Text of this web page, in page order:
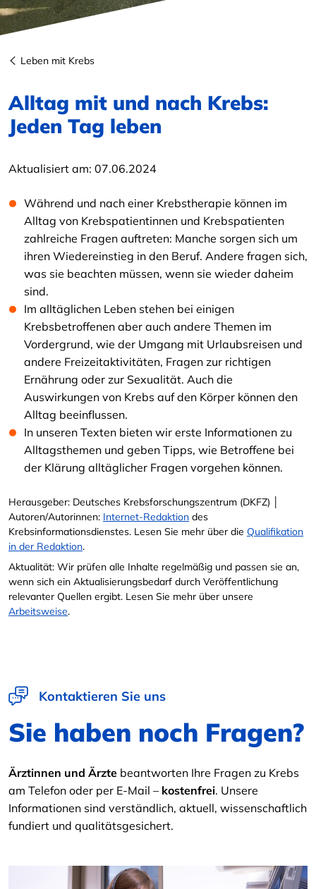
Leben mit Krebs
Alltag mit und nach Krebs:
Jeden Tag leben
Aktualisiert am: 07.06.2024
Während und nach einer Krebstherapie können im
Alltag von Krebspatientinnen und Krebspatienten
zahlreiche Fragen auftreten: Manche sorgen sich um
ihren Wiedereinstieg in den Beruf. Andere fragen sich,
was sie beachten müssen, wenn sie wieder daheim
sind.
Im alltäglichen Leben stehen bei einigen
Krebsbetroffenen aber auch andere Themen im
Vordergrund, wie der Umgang mit Urlaubsreisen und
andere Freizeitaktivitäten, Fragen zur richtigen
Ernährung oder zur Sexualität. Auch die
Auswirkungen von Krebs auf den Körper können den
Alltag beeinflussen.
In unseren Texten bieten wir erste Informationen zu
Alltagsthemen und geben Tipps, wie Betroffene bei
der Klärung alltäglicher Fragen vorgehen können.
Herausgeber: Deutsches Krebsforschungszentrum (DKFZ) │
Autoren/Autorinnen: Internet-Redaktion des
Krebsinformationsdienstes. Lesen Sie mehr über die Qualifikation
in der Redaktion.
Aktualität: Wir prüfen alle Inhalte regelmäßig und passen sie an,
wenn sich ein Aktualisierungsbedarf durch Veröffentlichung
relevanter Quellen ergibt. Lesen Sie mehr über unsere
Arbeitsweise.
Kontaktieren Sie uns
Sie haben noch Fragen?
Ärztinnen und Ärzte beantworten Ihre Fragen zu Krebs
am Telefon oder per E-Mail – kostenfrei. Unsere
Informationen sind verständlich, aktuell, wissenschaftlich
fundiert und qualitätsgesichert.